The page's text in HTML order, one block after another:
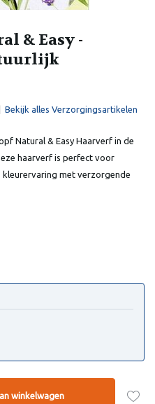
& Easy -
Bekijk alles Verzorgingsartikelen
Natural & Easy Haarverf in de
haarverf is perfect voor
met verzorgende
winkelwagen